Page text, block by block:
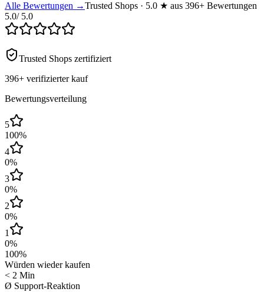
Alle Bewertungen →Trusted Shops · 5.0 ★ aus 396+ Bewertungen
5.0/ 5.0
Trusted Shops zertifiziert
396+ verifizierter kauf
Bewertungsverteilung
5
100%
4
0%
3
0%
2
0%
1
0%
100%
Würden wieder kaufen
< 2 Min
Ø Support-Reaktion